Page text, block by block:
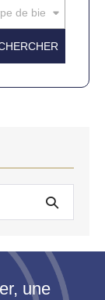
de bien
une